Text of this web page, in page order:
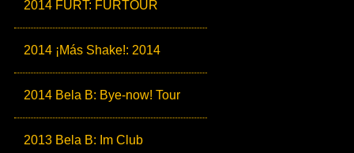
2014 FURT: FURTOUR
2014 ¡Más Shake!: 2014
2014 Bela B: Bye-now! Tour
2013 Bela B: Im Club